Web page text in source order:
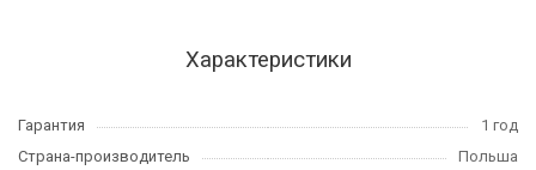
Характеристики
Гарантия
1 год
Страна-производитель
Польша